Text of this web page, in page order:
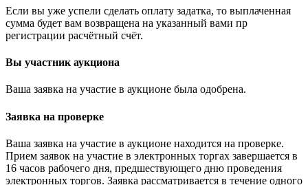
Если вы уже успели сделать оплату задатка, то выплаченная
сумма будет вам возвращена на указанный вами пр
регистрации расчётный счёт.
Вы участник аукциона
Ваша заявка на участие в аукционе была одобрена.
Заявка на проверке
Ваша заявка на участие в аукционе находится на проверке.
Прием заявок на участие в электронных торгах завершается в
16 часов рабочего дня, предшествующего дню проведения
электронных торгов. Заявка рассматривается в течение одного